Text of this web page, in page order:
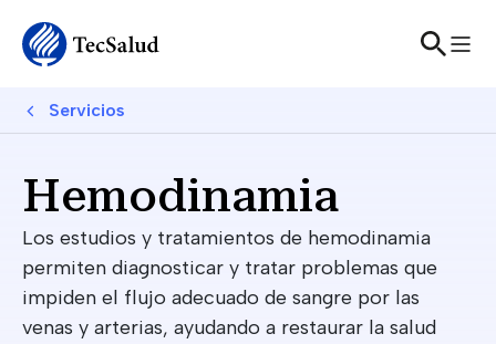
Breadcrumb
Servicios
Hemodinamia
Los estudios y tratamientos de hemodinamia
permiten diagnosticar y tratar problemas que
impiden el flujo adecuado de sangre por las
venas y arterias, ayudando a restaurar la salud